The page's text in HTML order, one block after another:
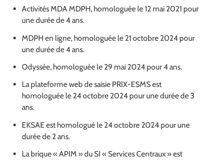
Activités MDA MDPH, homologuée le 12 mai 2021 pour
une durée de 4 ans.
MDPH en ligne, homologuée le 21 octobre 2024 pour
une durée de 4 ans.
Odyssée, homologuée le 29 mai 2024 pour 4 ans.
La plateforme web de saisie PRIX-ESMS est
homologuée le 24 octobre 2024 pour une durée de 3
ans.
EKSAE est homologué le 24 octobre 2024 pour une
durée de 2 ans.
La brique « APIM » du SI « Services Centraux » est